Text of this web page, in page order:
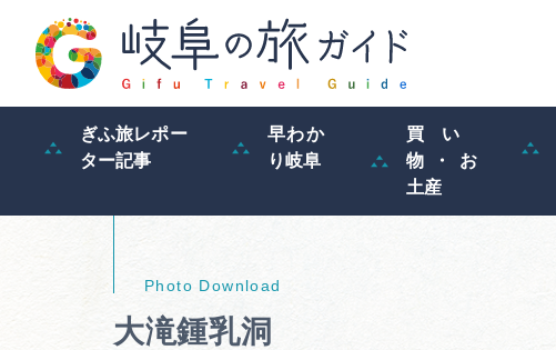
ぎふ旅レポー
ター記事
早わか
り岐阜
買い
物・お
土産
大滝鍾乳洞